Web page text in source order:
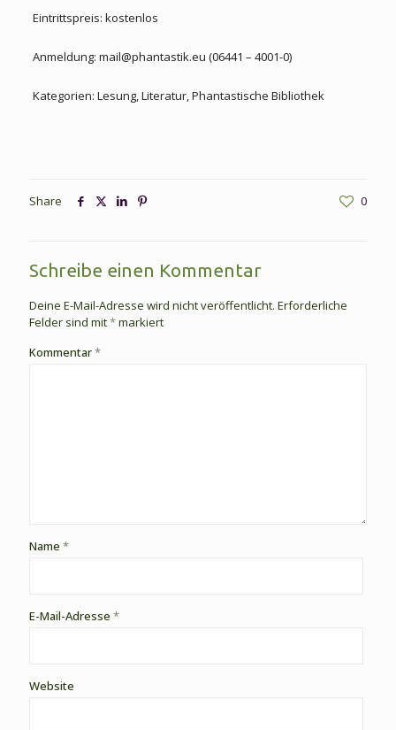
Eintrittspreis: kostenlos
Anmeldung: mail@phantastik.eu (06441 – 4001-0)
Kategorien: Lesung, Literatur, Phantastische Bibliothek
Share 0
Schreibe einen Kommentar
Deine E-Mail-Adresse wird nicht veröffentlicht. Erforderliche
Felder sind mit*markiert
Kommentar*
Name *
E-Mail-Adresse *
Website